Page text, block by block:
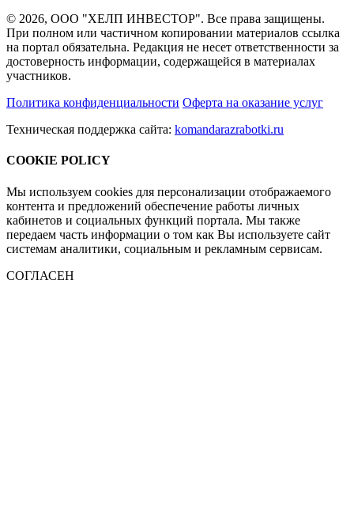
© 2026, ООО "ХЕЛП ИНВЕСТОР". Все права защищены.
При полном или частичном копировании материалов ссылка
на портал обязательна. Редакция не несет ответственности за
достоверность информации, содержащейся в материалах
участников.
Политика конфиденциальности Оферта на оказание услуг
Техническая поддержка сайта: komandarazrabotki.ru
COOKIE POLICY
Мы используем cookies для персонализации отображаемого
контента и предложений обеспечение работы личных
кабинетов и социальных функций портала. Мы также
передаем часть информации о том как Вы используете сайт
системам аналитики, социальным и рекламным сервисам.
СОГЛАСЕН